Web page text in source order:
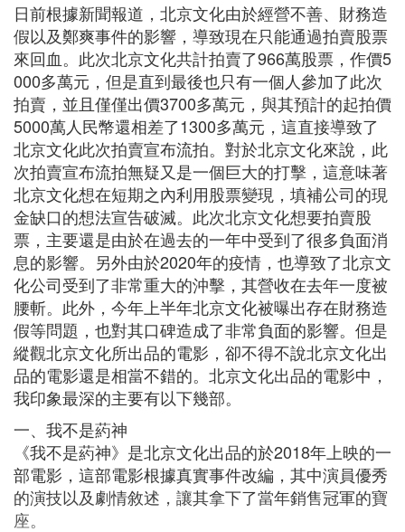
日前根據新聞報道，北京文化由於經營不善、財務造
假以及鄭爽事件的影響，導致現在只能通過拍賣股票
來回血。此次北京文化共計拍賣了966萬股票，作價5
000多萬元，但是直到最後也只有一個人參加了此次
拍賣，並且僅僅出價3700多萬元，與其預計的起拍價
5000萬人民幣還相差了1300多萬元，這直接導致了
北京文化此次拍賣宣布流拍。對於北京文化來說，此
次拍賣宣布流拍無疑又是一個巨大的打擊，這意味著
北京文化想在短期之內利用股票變現，填補公司的現
金缺口的想法宣告破滅。此次北京文化想要拍賣股
票，主要還是由於在過去的一年中受到了很多負面消
息的影響。另外由於2020年的疫情，也導致了北京文
化公司受到了非常重大的沖擊，其營收在去年一度被
腰斬。此外，今年上半年北京文化被曝出存在財務造
假等問題，也對其口碑造成了非常負面的影響。但是
縱觀北京文化所出品的電影，卻不得不說北京文化出
品的電影還是相當不錯的。北京文化出品的電影中，
我印象最深的主要有以下幾部。
一、我不是葯神
《我不是葯神》是北京文化出品的於2018年上映的一
部電影，這部電影根據真實事件改編，其中演員優秀
的演技以及劇情敘述，讓其拿下了當年銷售冠軍的寶
座。